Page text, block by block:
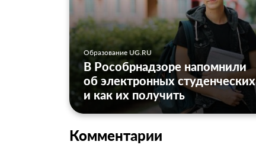
Образование UG.RU
В Рособрнадзоре напомнили
об электронных студенческих
и как их получить
Комментарии